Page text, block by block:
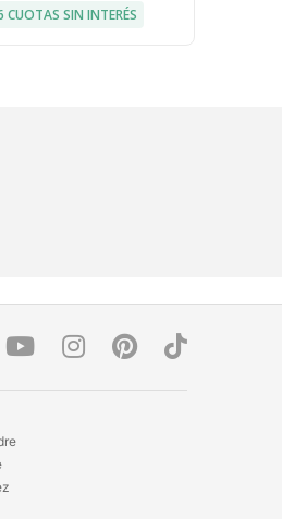
CUOTAS SIN INTERÉS